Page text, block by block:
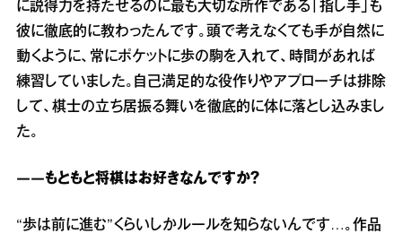
に説得力を持たせるのに最も大切な所作である「指し手」も
彼に徹底的に教わったんです。頭で考えなくても手が自然に
動くように、常にポケットに歩の駒を入れて、時間があれば
練習していました。自己満足的な役作りやアプローチは排除
して、棋士の立ち居振る舞いを徹底的に体に落とし込みまし
た。
――もともと将棋はお好きなんですか？
“歩は前に進む”くらいしかルールを知らないんです…。作品